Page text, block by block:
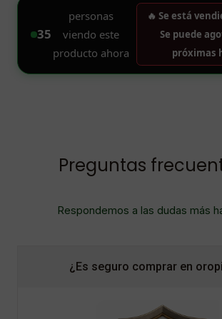
Preguntas
Respondemos a las dudas más
¿Es seguro comprar en